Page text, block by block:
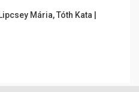
Mária, Tóth Kata |